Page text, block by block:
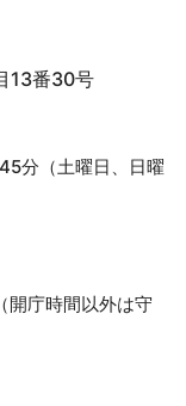
13番30号
分（土曜日、日曜
（開庁時間以外は守